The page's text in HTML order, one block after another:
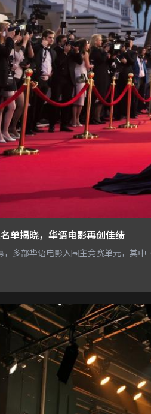
单揭晓，华语电影再创佳绩
，多部华语电影入围主竞赛单元，其